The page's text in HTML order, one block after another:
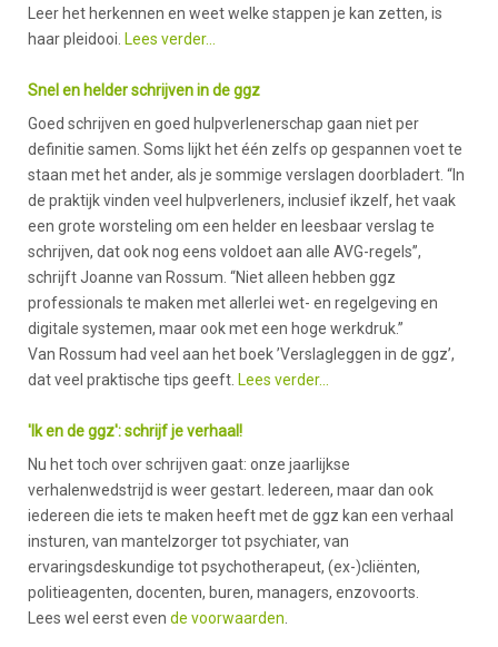
Leer het herkennen en weet welke stappen je kan zetten, is
haar pleidooi. Lees verder…
Snel en helder schrijven in de ggz
Goed schrijven en goed hulpverlenerschap gaan niet per
definitie samen. Soms lijkt het één zelfs op gespannen voet te
staan met het ander, als je sommige verslagen doorbladert. “In
de praktijk vinden veel hulpverleners, inclusief ikzelf, het vaak
een grote worsteling om een helder en leesbaar verslag te
schrijven, dat ook nog eens voldoet aan alle AVG-regels”,
schrijft Joanne van Rossum. “Niet alleen hebben ggz
professionals te maken met allerlei wet- en regelgeving en
digitale systemen, maar ook met een hoge werkdruk.”
Van Rossum had veel aan het boek ’Verslagleggen in de ggz’,
dat veel praktische tips geeft. Lees verder...
'Ik en de ggz': schrijf je verhaal!
Nu het toch over schrijven gaat: onze jaarlijkse
verhalenwedstrijd is weer gestart. Iedereen, maar dan ook
iedereen die iets te maken heeft met de ggz kan een verhaal
insturen, van mantelzorger tot psychiater, van
ervaringsdeskundige tot psychotherapeut, (ex-)cliënten,
politieagenten, docenten, buren, managers, enzovoorts.
Lees wel eerst even de voorwaarden